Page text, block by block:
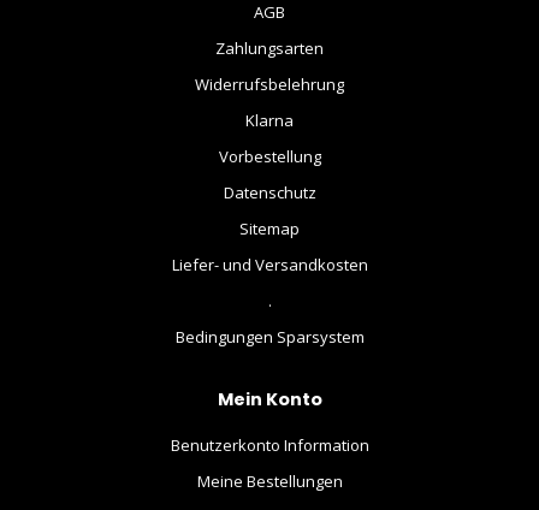
AGB
Zahlungsarten
Widerrufsbelehrung
Klarna
Vorbestellung
Datenschutz
Sitemap
Liefer- und Versandkosten
.
Bedingungen Sparsystem
Mein Konto
Benutzerkonto Information
Meine Bestellungen